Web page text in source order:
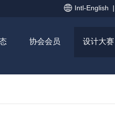
 Intl-English |
协会会员 设计大赛